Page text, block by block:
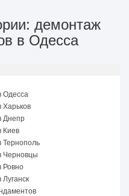
демонтаж
в Одесса
Одесса
Днепр
Киев
Тернополь
Черновцы
Ровно